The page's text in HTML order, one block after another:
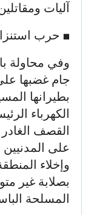
آليات
​■ حرب
وفي محاولة
جام غضبها
بطيرانها
الكهرباء
القصف الغادر
على
وإخلاء
بصلابة غير
المسلحة